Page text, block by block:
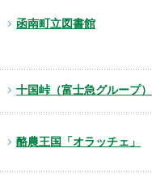
函南町立図書館
十国峠（富士急グループ）
酪農王国「オラッチェ」